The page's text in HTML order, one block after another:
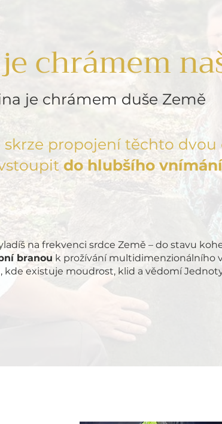
chrámem
je chrámem duše Země
skrze propojení těchto
do hlubšího
na frekvenci srdce Země – do stavu
branou k prožívání multidimenzionálního
kde existuje moudrost, klid a vědomí